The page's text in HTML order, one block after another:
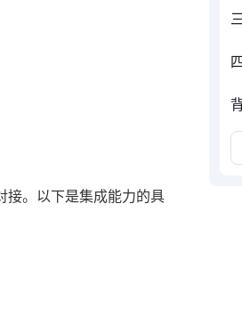
接。以下是集成能力的具